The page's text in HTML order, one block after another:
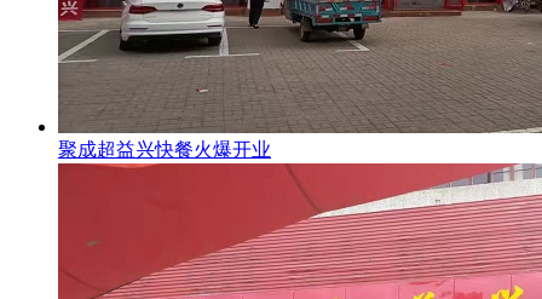
聚成超益兴快餐火爆开业